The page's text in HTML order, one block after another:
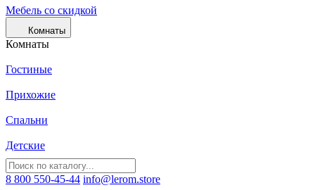
Мебель со скидкой
Комнаты
Комнаты
Гостиные
Прихожие
Спальни
Детские
8 800 550-45-44 info@lerom.store